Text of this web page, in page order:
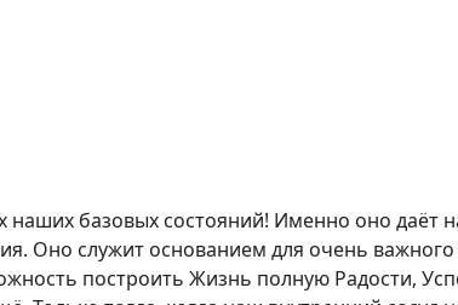
базовых состояний! Именно оно даёт
Оно служит основанием для очень
построить Жизнь полную Радости,